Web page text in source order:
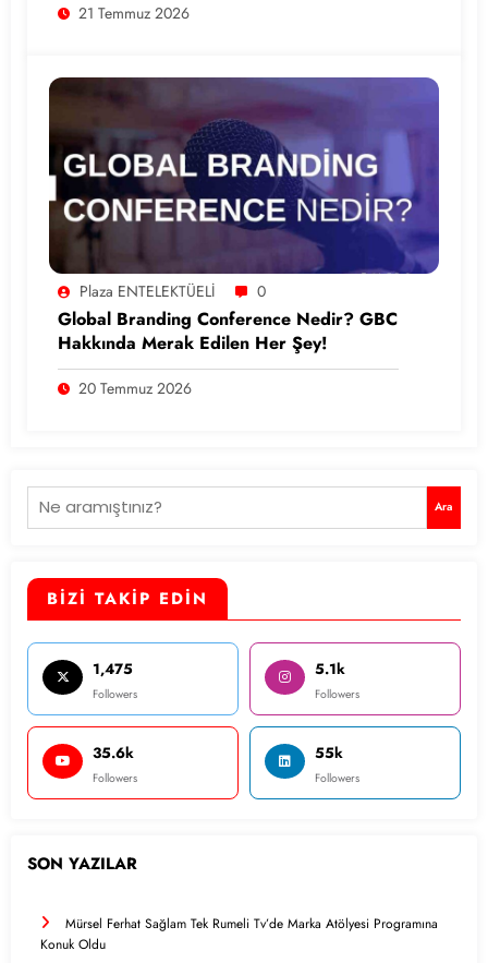
21 Temmuz 2026
Plaza ENTELEKTÜELİ 0
Global Branding Conference Nedir? GBC
Hakkında Merak Edilen Her Şey!
20 Temmuz 2026
Ara Ara
BİZİ TAKİP EDİN
1,475
Followers
5.1k
Followers
35.6k
Followers
55k
Followers
SON YAZILAR
Mürsel Ferhat Sağlam Tek Rumeli Tv’de Marka Atölyesi Programına
Konuk Oldu